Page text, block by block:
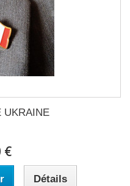
UKRAINE
€
Détails